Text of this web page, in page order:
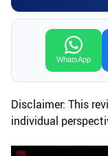
WhatsApp
Disclaimer: This
individual